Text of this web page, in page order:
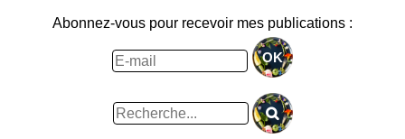
Abonnez-vous pour recevoir mes publications :
Rechercher
: